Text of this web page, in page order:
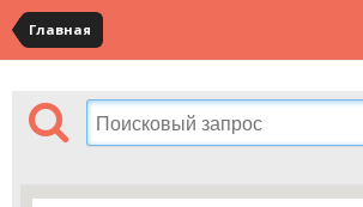
Главная